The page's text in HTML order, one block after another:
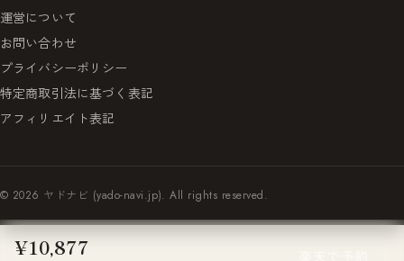
¥10,877
運営について
お問い合わせ
プライバシーポリシー
特定商取引法に基づく表記
アフィリエイト表記
© 2026 ヤドナビ (yado-navi.jp). All rights reserved.